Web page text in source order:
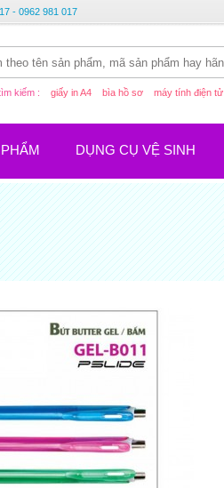
- 0962 981 017
kiếm : giấy in A4 bìa hồ sơ máy tính điện tử
DỤNG CỤ VỆ SINH